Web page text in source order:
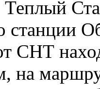
Теплый
станции
СНТ
на